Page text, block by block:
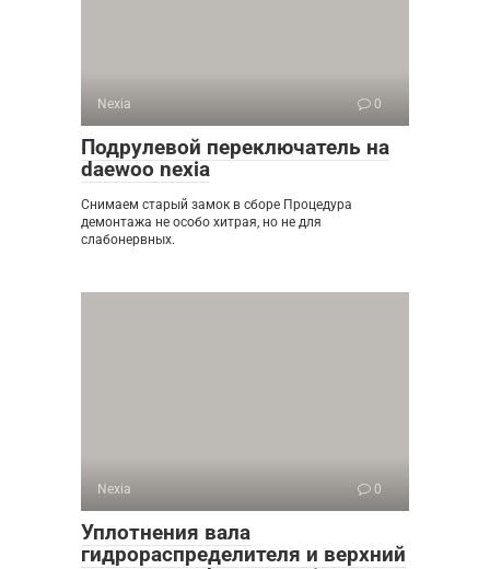
Nexia 0
Подрулевой переключатель на
daewoo nexia
Снимаем старый замок в сборе Процедура
демонтажа не особо хитрая, но не для
слабонервных.
Nexia 0
Уплотнения вала
гидрораспределителя и верхний